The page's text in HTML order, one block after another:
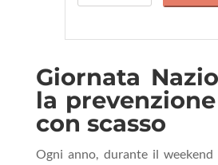
Giornata
la
con scasso
Ogni anno, durante il